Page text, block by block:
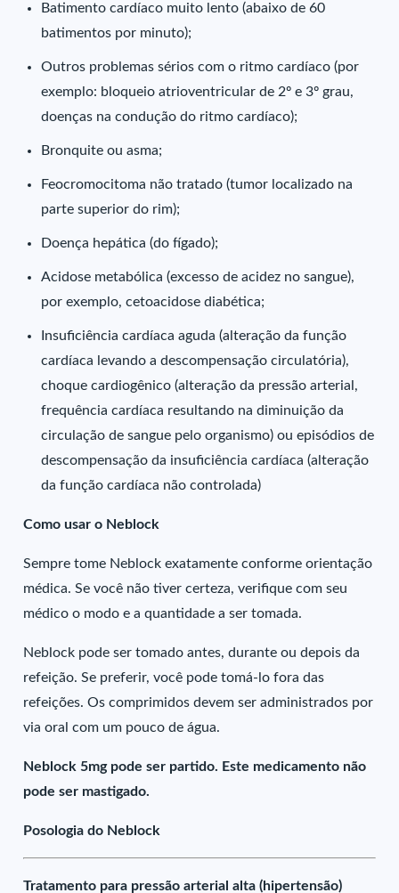
Batimento cardíaco muito lento (abaixo de 60
batimentos por minuto);
Outros problemas sérios com o ritmo cardíaco (por
exemplo: bloqueio atrioventricular de 2º e 3º grau,
doenças na condução do ritmo cardíaco);
Bronquite ou asma;
Feocromocitoma não tratado (tumor localizado na
parte superior do rim);
Doença hepática (do fígado);
Acidose metabólica (excesso de acidez no sangue),
por exemplo, cetoacidose diabética;
Insuficiência cardíaca aguda (alteração da função
cardíaca levando a descompensação circulatória),
choque cardiogênico (alteração da pressão arterial,
frequência cardíaca resultando na diminuição da
circulação de sangue pelo organismo) ou episódios de
descompensação da insuficiência cardíaca (alteração
da função cardíaca não controlada)
Como usar o Neblock
Sempre tome Neblock exatamente conforme orientação
médica. Se você não tiver certeza, verifique com seu
médico o modo e a quantidade a ser tomada.
Neblock pode ser tomado antes, durante ou depois da
refeição. Se preferir, você pode tomá-lo fora das
refeições. Os comprimidos devem ser administrados por
via oral com um pouco de água.
Neblock 5mg pode ser partido. Este medicamento não
pode ser mastigado.
Posologia do Neblock
Tratamento para pressão arterial alta (hipertensão)